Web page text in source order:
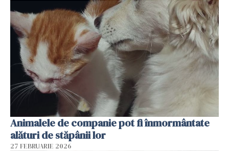
Animalele de companie pot fi înmormântate
alături de stăpânii lor
27 FEBRUARIE 2026